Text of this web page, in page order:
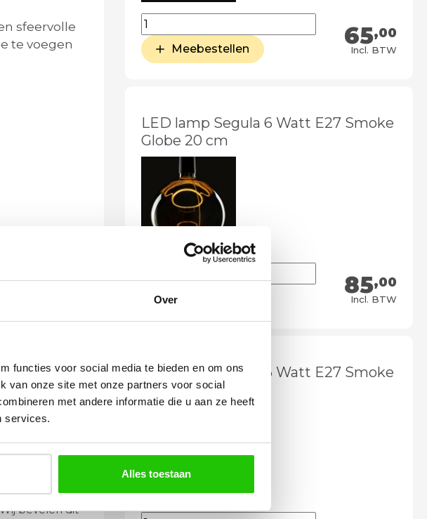
Over
functies voor social media te bieden en om ons
van onze site met onze partners voor social
met andere informatie die u aan ze heeft
services.
Alles toestaan
sfeervolle
te voegen
besteld
goed
bevelen dit
65,00
Incl. BTW
Meebestellen
LED lamp Segula 6 Watt E27 Smoke
Globe 20 cm
85,00
Incl. BTW
Meebestellen
LED lamp Segula 6 Watt E27 Smoke
Globe 15 cm